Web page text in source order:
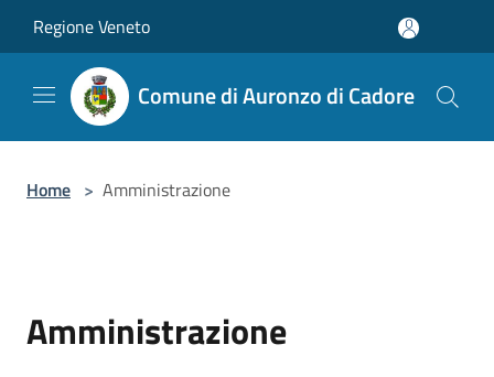
Regione Veneto
Comune di Auronzo di Cadore
Home > Amministrazione
Amministrazione